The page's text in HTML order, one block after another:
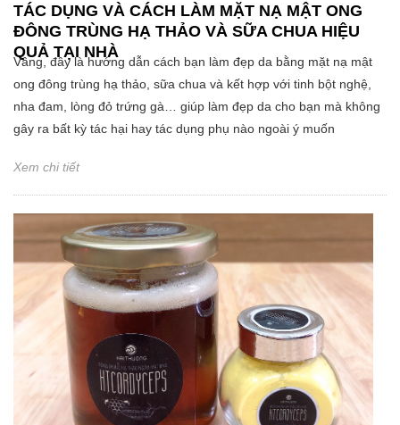
TÁC DỤNG VÀ CÁCH LÀM MẶT NẠ MẬT ONG
ĐÔNG TRÙNG HẠ THẢO VÀ SỮA CHUA HIỆU
QUẢ TẠI NHÀ
Vâng, đây là hướng dẫn cách bạn làm đẹp da bằng mặt nạ mật
ong đông trùng hạ thảo, sữa chua và kết hợp với tinh bột nghệ,
nha đam, lòng đỏ trứng gà… giúp làm đẹp da cho bạn mà không
gây ra bất kỳ tác hại hay tác dụng phụ nào ngoài ý muốn
Xem chi tiết